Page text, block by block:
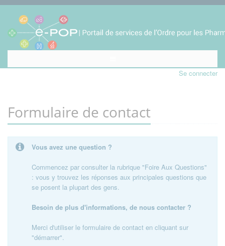
Se connecter
Formulaire de contact
Vous avez une question ?
Commencez par consulter la rubrique "Foire Aux Questions"
: vous y trouvez les réponses aux principales questions que
se posent la plupart des gens.
Besoin de plus d'informations, de nous contacter ?
Merci d'utiliser le formulaire de contact en cliquant sur
"démarrer".